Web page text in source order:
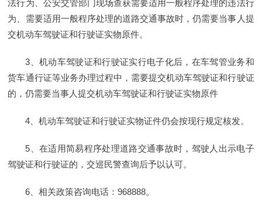
法行为、公安交管部门现场查获需要适用一般程序处理的违法行
为、需要适用一般程序处理的道路交通事故时，仍需要当事人提
交机动车驾驶证和行驶证实物原件。
3、机动车驾驶证和行驶证实行电子化后，在车驾管业务和
货车通行证等业务办理过程中，需要提交机动车驾驶证和行驶证
的，仍需要当事人提交机动车驾驶证和行驶证实物原件
4、机动车驾驶证和行驶证实物证件仍会按现行规定核发。
5、在适用简易程序处理道路交通事故时，驾驶人出示电子
驾驶证和行驶证的，交巡民警查询后予以认可。
6、相关政策咨询电话：968888。